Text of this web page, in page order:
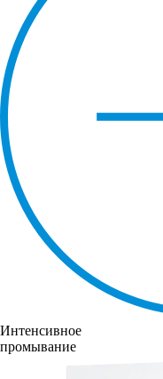
Интенсивное
промывание